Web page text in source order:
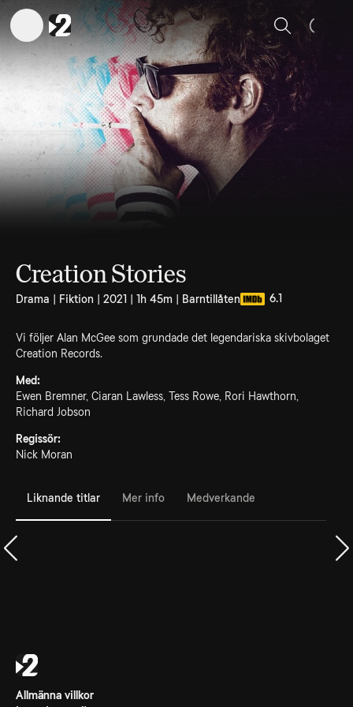
Sök
Creation Stories
Drama | Fiktion | 2021 | 1h 45m | Barntillåten 6.1
Vi följer Alan McGee som grundade det legendariska skivbolaget
Creation Records.
Med:
Ewen Bremner, Ciaran Lawless, Tess Rowe, Rori Hawthorn,
Richard Jobson
Regissör:
Nick Moran
Liknande titlar Mer info Medverkande
Allmänna villkor